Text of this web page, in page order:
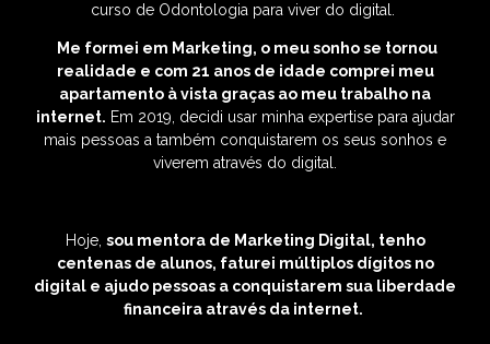
curso de Odontologia para viver do digital.
Me formei em Marketing, o meu sonho se tornou
realidade e com 21 anos de idade comprei meu
apartamento à vista graças ao meu trabalho na
internet. Em 2019, decidi usar minha expertise para ajudar
mais pessoas a também conquistarem os seus sonhos e
viverem através do digital.
Hoje, sou mentora de Marketing Digital, tenho
centenas de alunos, faturei múltiplos dígitos no
digital e ajudo pessoas a conquistarem sua liberdade
financeira através da internet.